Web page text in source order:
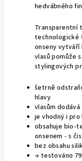
hedvábného
Transparentní
technologické
onseny
vlasů pomůže
stylingových
šetrně
hlavy
vlasům
je vhodný i
obsahuje bio-
onsenem - s
bez obsahu
→ testováno